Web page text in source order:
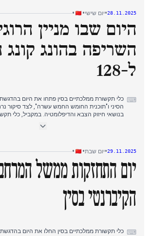
מיליון דולר הונג קונגי עבור הנפגעים ובדיקות ברחבי
28.11.2025
•יום שישי•
•
היום שבו מניין
השריפה בהונג קונג
ל-128
⌨ כלי תקשורת ממלכתיים בסין פתחו את היום בהדגשת
הסיני ו"תוכנית החומש החמש עשרה", לצד סיקור
בנושאי חיזוק הצבא והדיפלומטיה. במקביל, כלי
גופות ומאמצי סיוע קהילתיים נמשכים. עד שעות
לבחינת דוחות ביקורת משמעת, בעוד הרשויות בהונג
אש לא תקינות בשמונה בניינים ועצרו שמונה
בשחיתות.
29.11.2025
•יום שבת•
•
יום התחזקות ממשל
הקיברנטי בסין
⌨ כלי תקשורת ממלכתיים בסין החלו את היום